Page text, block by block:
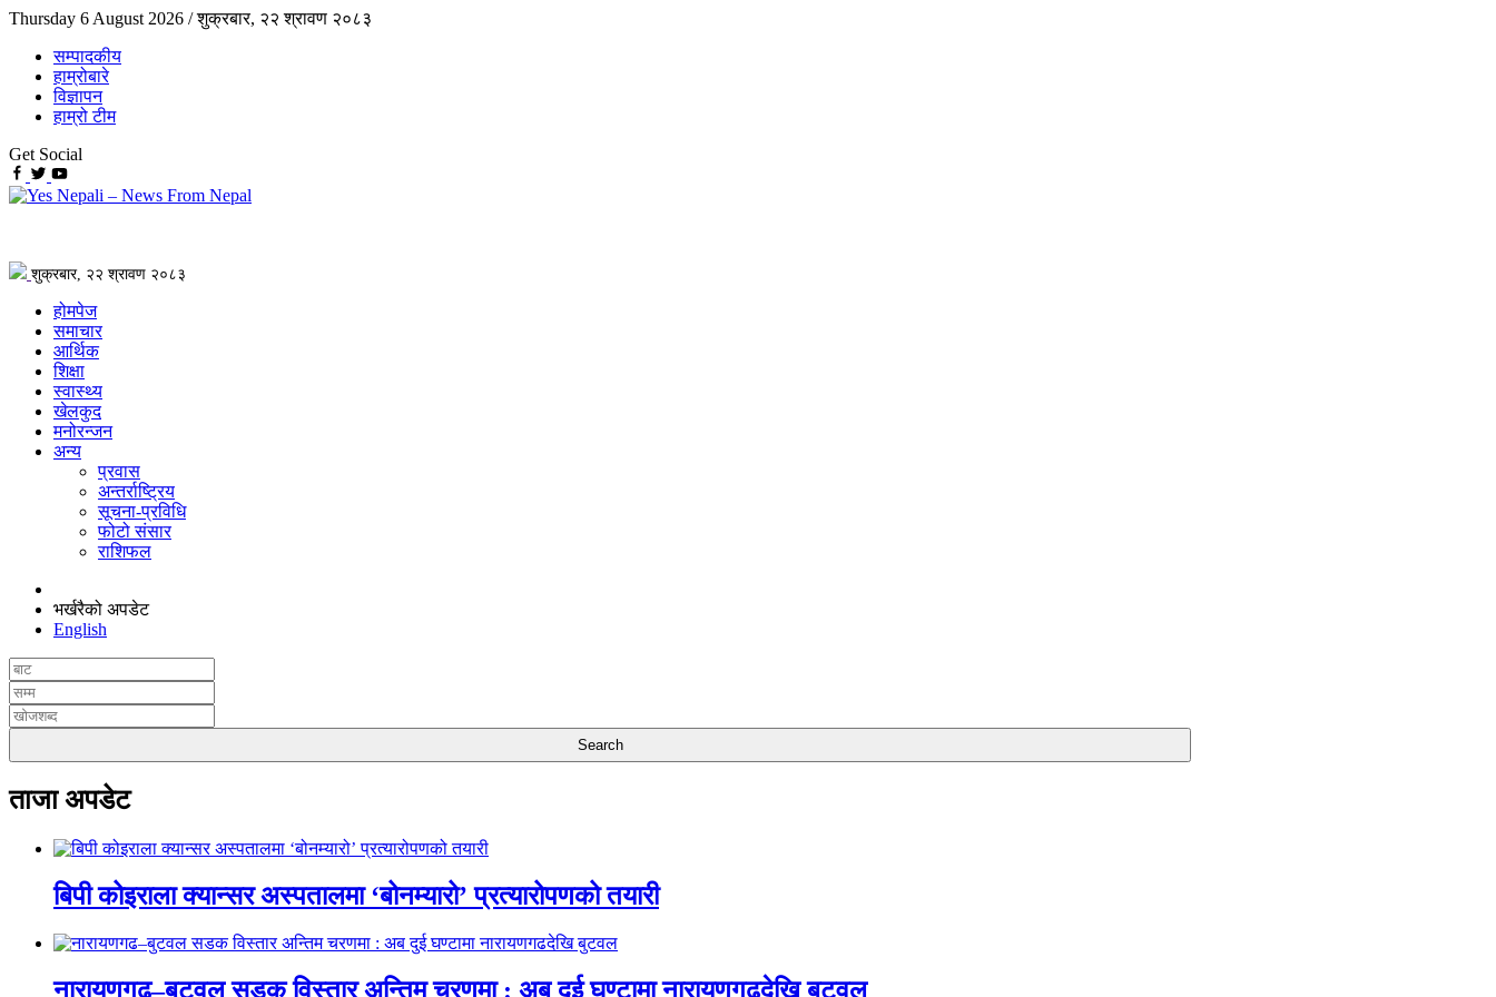
Thursday 6 August 2026 /शुक्रबार, २२ श्रावण २०८३
सम्पादकीय
हाम्रोबारे
विज्ञापन
हाम्रो टीम
Get Social
शुक्रबार, २२ श्रावण २०८३
होमपेज
समाचार
आर्थिक
शिक्षा
स्वास्थ्य
खेलकुद
मनोरन्जन
अन्य
प्रवास
अन्तर्राष्ट्रिय
सूचना-प्रविधि
फोटो संसार
राशिफल
भर्खरैको अपडेट
English
ताजा अपडेट
बिपी कोइराला क्यान्सर अस्पतालमा ‘बोनम्यारो’ प्रत्यारोपणको तयारी
नारायणगढ–बुटवल सडक विस्तार अन्तिम चरणमा : अब दुई घण्टामा नारायणगढदेखि बुटवल